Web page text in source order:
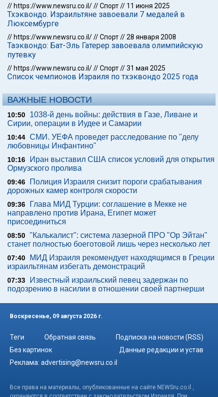
// https://www.newsru.co.il///Спорт// 11 июня 2025
Тхэквондо. Израильтяне завоевали 7 медалей в
Люксембурге
// https://www.newsru.co.il///Спорт//28 января 2008
Таэквондо: Бат-Эль Гатерер завоевала олимпийскую
путевку
// https://www.newsru.co.il///Спорт//31 мая 2025
Список чемпионов Израиля по тхэквондо 2025 года
ВАЖНЫЕ НОВОСТИ
10:50
1038-й день войны: действия в Газе, Ливане и
Сирии, операции в Иудее и Самарии
10:44 СМИ. УЕФА проведет расследование по "делу
любовницы Инфантино"
10:16
Иран выставил США список условий для открытия
Ормузского пролива
09:46
Полиция Израиля снизит пороги срабатывания
дорожных камер контроля скорости
09:36
Глава МИД Турции: соглашение в Мекке не
направлено против Ирана, Египет может
присоединиться
08:50 "Калькалист": система лазерной ПРО "Ор Эйтан"
станет полностью боеготовой лишь через несколько лет
07:40
МИД Израиля рекомендует находящимся в Греции
израильтянам избегать демонстраций
07:33
Известный израильский певец задержан по
подозрению в насилии в отношении своей партнерши
Воскресенье, 09 августа 2026 г.
Теги Обратная связь
Подписка на новости (RSS)
Без картинок
Данные редакции и устав
Реклама: advertising@newsru.co.il
Все права на материалы, опубликованные на сайте NEWSru.co.il ,